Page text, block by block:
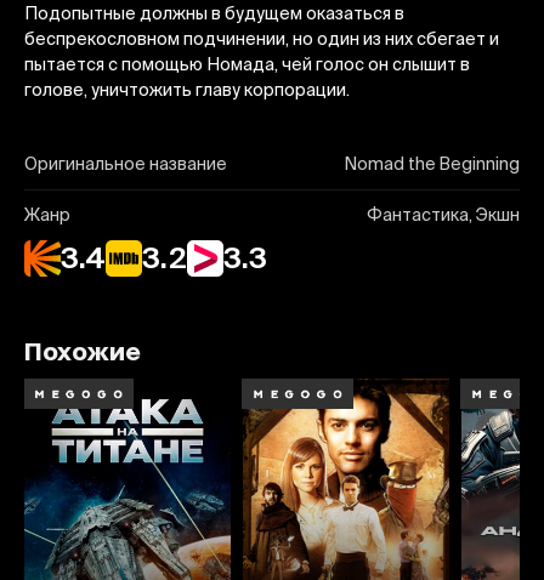
Подопытные должны в будущем оказаться в
беспрекословном подчинении, но один из них сбегает и
пытается с помощью Номада, чей голос он слышит в
голове, уничтожить главу корпорации.
Оригинальное название Nomad the Beginning
Жанр Фантастика, Экшн
3.4 3.2 3.3
Похожие